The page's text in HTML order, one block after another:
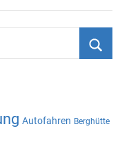
Autofahren Berghütte